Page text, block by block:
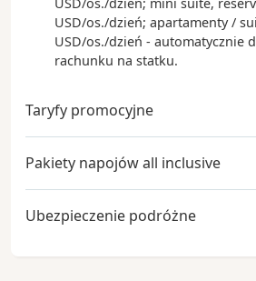
USD/os./dzień; apartamenty /
USD/os./dzień - automatycznie
rachunku na statku.
Taryfy promocyjne
Pakiety napojów all inclusive
Ubezpieczenie podróżne